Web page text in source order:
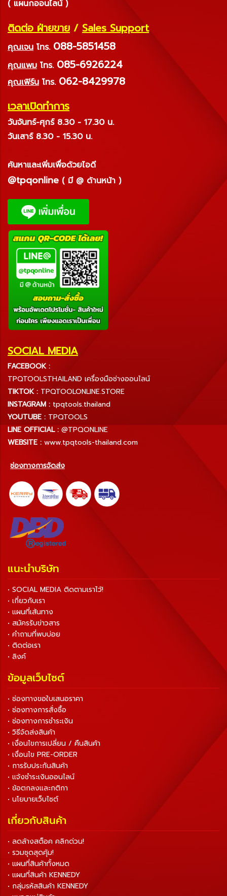
( แผนกออนไลน์ )
ติดต่อ ฝ่ายขาย / Sales Support
คุณเจน โทร. 088-5851458
คุณแพม โทร. 085-6926224
คุณเฟิร์น โทร. 062-8429978
เวลาเปิดทำการ
วันจันทร์-ศุกร์ 8.30 - 17.30 น.
วันเสาร์ 8.30 - 15.30 น.
ค้นหาและเพิ่มเพื่อด้วยไอดี
@tpqonline ( มี @ ด้านหน้า )
SOCIAL MEDIA
FACEBOOK :
TPQTOOLSTHAILAND เครื่องมือช่างออนไลน์
TIKTOK : TPQTOOLONLINE.STORE
INSTAGRAM : tpqtools.thailand
YOUTUBE : TPQTOOLS
LINE OFFICIAL : @TPQONLINE
WEBSITE : www.tpqtools-thailand.com
ช่องทางการจัดส่ง
แนะนำบริษัท
• SOCIAL MEDIA ติดตามเราไว้!
• เกี่ยวกับเรา
• แผนที่เส้นทาง
• สมัครรับข่าวสาร
• คำถามที่พบบ่อย
• ติดต่อเรา
• ลิงค์
ข้อมูลเว็บไซต์
• ช่องทางขอใบเสนอราคา
• ช่องทางการสั่งซื้อ
• ช่องทางการชำระเงิน
• วิธีจัดส่งสินค้า
• เงื่อนไขการเปลี่ยน / คืนสินค้า
• เงื่อนไข PRE-ORDER
• การรับประกันสินค้า
• แจ้งชำระเงินออนไลน์
• ข้อตกลงและกติกา
• นโยบายเว็บไซต์
เกี่ยวกับสินค้า
• ลดล้างสต็อค คลิกด่วน!
• รวมชุดสุดคุ้ม!
• แผนที่สินค้าทั้งหมด
• แผนที่สินค้า KENNEDY
• กลุ่มรหัสสินค้า KENNEDY